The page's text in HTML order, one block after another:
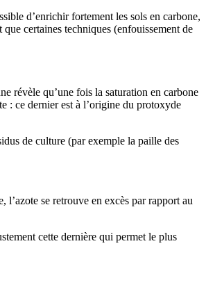
d’enrichir fortement les sols en carbone,
certaines techniques (enfouissement de
révèle qu’une fois la saturation en carbone
: ce dernier est à l’origine du protoxyde
de culture (par exemple la paille des
se retrouve en excès par rapport au
cette dernière qui permet le plus